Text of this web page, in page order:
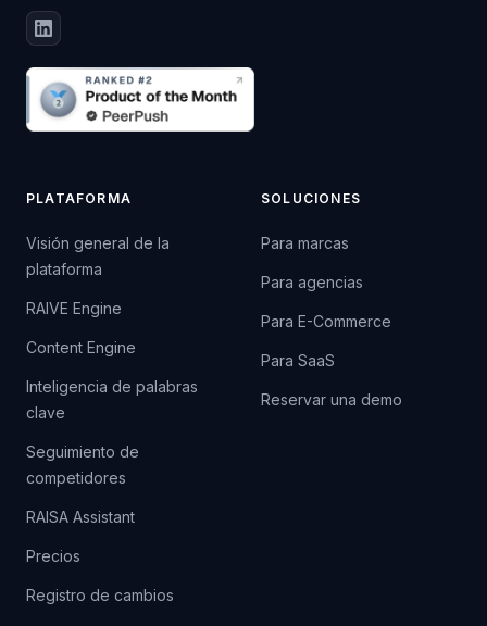
PLATAFORMA
Visión general de la
plataforma
RAIVE Engine
Content Engine
Inteligencia de palabras
clave
Seguimiento de
competidores
RAISA Assistant
Precios
Registro de cambios
SOLUCIONES
Para marcas
Para agencias
Para E-Commerce
Para SaaS
Reservar una demo